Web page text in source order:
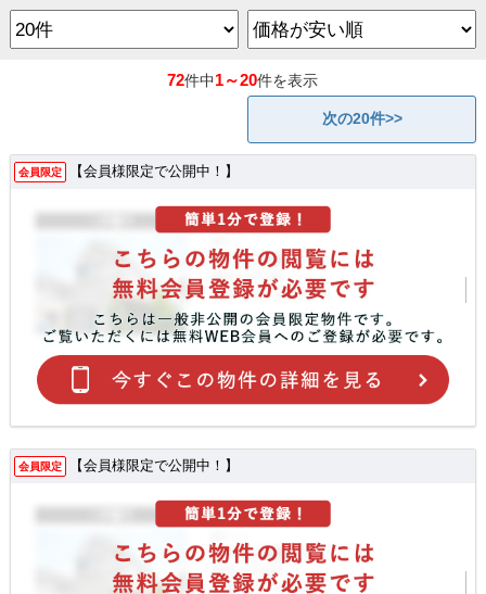
72件中1～20件を表示
次の20件>>
会員限定 【会員様限定で公開中！】
会員限定 【会員様限定で公開中！】